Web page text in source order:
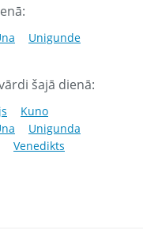
Unigunde
šajā dienā:
Kuno
Unigunda
Venedikts